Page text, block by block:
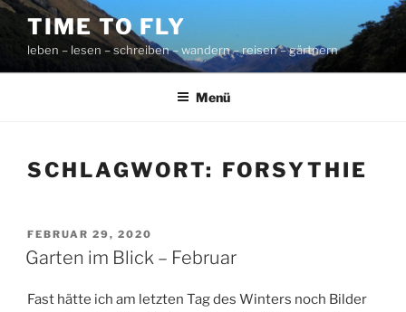
Zum
Inhalt
springen
TIME TO FLY
leben – lesen – schreiben – wandern – reisen – gärtnern
Menü
SCHLAGWORT: FORSYTHIE
VERÖFFENTLICHT
AM
FEBRUAR 29, 2020
Garten im Blick – Februar
Fast hätte ich am letzten Tag des Winters noch Bilder